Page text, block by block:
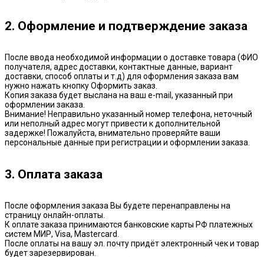
2. Оформление и подтверждение заказа
После ввода необходимой информации о доставке товара (ФИО
получателя, адрес доставки, контактные данные, вариант
доставки, способ оплаты и т.д) для оформления заказа вам
нужно нажать кнопку Оформить заказ.
Копия заказа будет выслана на ваш e-mail, указанный при
оформлении заказа.
Внимание! Неправильно указанный номер телефона, неточный
или неполный адрес могут привести к дополнительной
задержке! Пожалуйста, внимательно проверяйте ваши
персональные данные при регистрации и оформлении заказа.
3. Оплата заказа
После оформления заказа Вы будете перенаправлены на
страницу онлайн-оплаты.
К оплате заказа принимаются банковские карты РФ платежных
систем МИР, Visa, Mastercard.
После оплаты на вашу эл. почту придёт электронный чек и товар
будет зарезервирован.